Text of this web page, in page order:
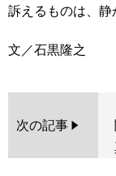
訴えるものは、静
次の記事